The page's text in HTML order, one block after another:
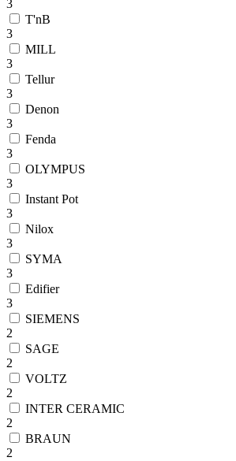
3
T'nB
3
MILL
3
Tellur
3
Denon
3
Fenda
3
OLYMPUS
3
Instant Pot
3
Nilox
3
SYMA
3
Edifier
3
SIEMENS
2
SAGE
2
VOLTZ
2
INTER CERAMIC
2
BRAUN
2